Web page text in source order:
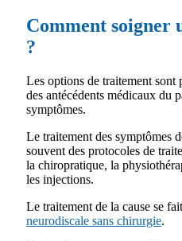
Comment soigner
?
Les options de traitement sont
des antécédents médicaux du
symptômes.
Le traitement des symptômes
souvent des protocoles de
la chiropratique, la
les injections.
Le traitement de la cause se
neurodiscale sans chirurgie.